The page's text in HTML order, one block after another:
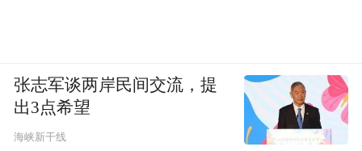
张志军谈两岸民间交流，提
出3点希望
海峡新干线